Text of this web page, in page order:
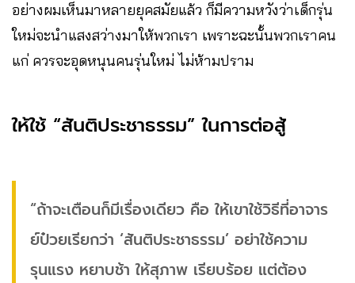
อย่างผมเห็นมาหลายยุคสมัยแล้ว ก็มีความหวังว่าเด็กรุ่น
ใหม่จะนำแสงสว่างมาให้พวกเรา เพราะฉะนั้นพวกเราคน
แก่ ควรจะอุดหนุนคนรุ่นใหม่ ไม่ห้ามปราม
ให้ใช้ “สันติประชาธรรม” ในการต่อสู้
“ถ้าจะเตือนก็มีเรื่องเดียว คือ ให้เขาใช้วิธีที่อาจาร
ย์ป๋วยเรียกว่า ‘สันติประชาธรรม’ อย่าใช้ความ
รุนแรง หยาบช้า ให้สุภาพ เรียบร้อย แต่ต้อง